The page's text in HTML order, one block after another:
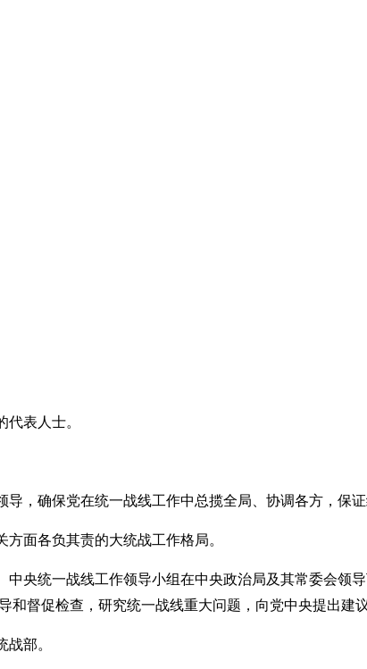
表人士。
，确保党在统一战线工作中总揽全局、协调各方，保证
面各负其责的大统战工作格局。
央统一战线工作领导小组在中央政治局及其常委会领
督促检查，研究统一战线重大问题，向党中央提出建议
部。